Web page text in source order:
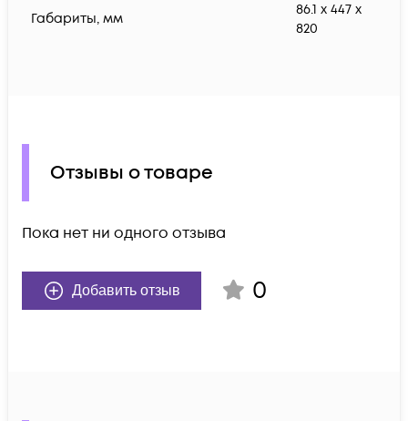
Габариты, мм
86.1 x 447 x
820
Отзывы о товаре
Пока нет ни одного отзыва
Добавить отзыв 0